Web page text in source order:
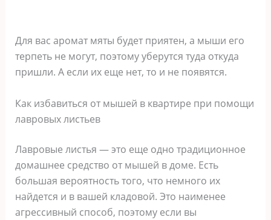
Для вас аромат мяты будет приятен, а мыши его
терпеть не могут, поэтому уберутся туда откуда
пришли. А если их еще нет, то и не появятся.
Как избавиться от мышей в квартире при помощи
лавровых листьев
Лавровые листья — это еще одно традиционное
домашнее средство от мышей в доме. Есть
большая вероятность того, что немного их
найдется и в вашей кладовой. Это наименее
агрессивный способ, поэтому если вы